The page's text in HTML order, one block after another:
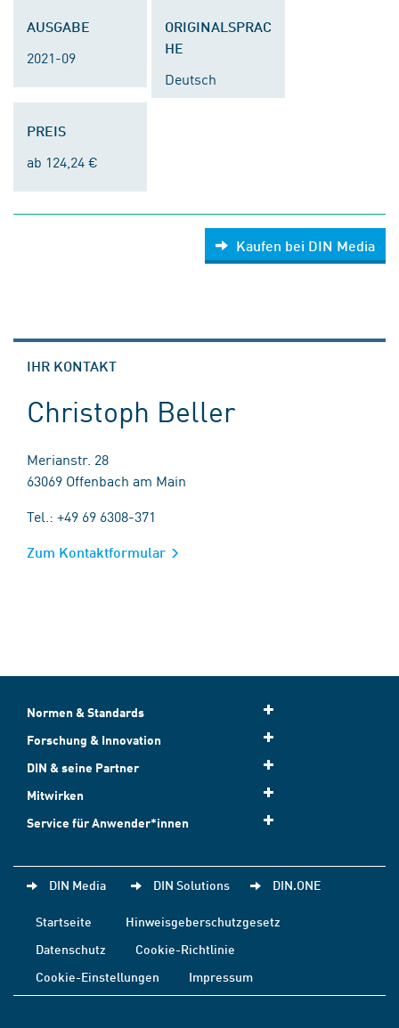
AUSGABE
2021-09
ORIGINALSPRAC
HE
Deutsch
PREIS
ab 124,24 €
Kaufen bei DIN Media
IHR KONTAKT
Christoph Beller
Merianstr. 28
63069 Offenbach am Main
Tel.: +49 69 6308-371
Zum Kontaktformular
Normen & Standards
Forschung & Innovation
DIN & seine Partner
Mitwirken
Service für Anwender*innen
DIN Media DIN Solutions DIN.ONE
Startseite
Hinweisgeberschutzgesetz
Datenschutz
Cookie-Richtlinie
Cookie-Einstellungen
Impressum